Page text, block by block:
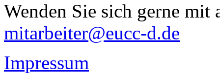
Wenden Sie sich gerne mit
mitarbeiter@eucc-d.de
Impressum